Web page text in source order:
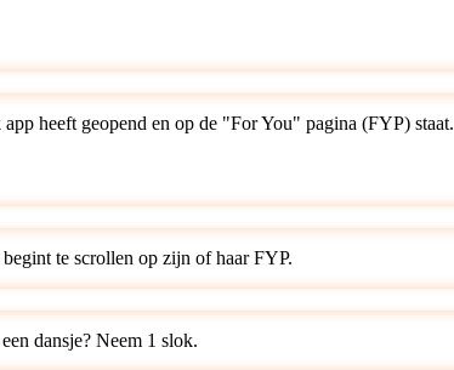
heeft geopend en op de "For You" pagina (FYP) staat.
te scrollen op zijn of haar FYP.
dansje? Neem 1 slok.